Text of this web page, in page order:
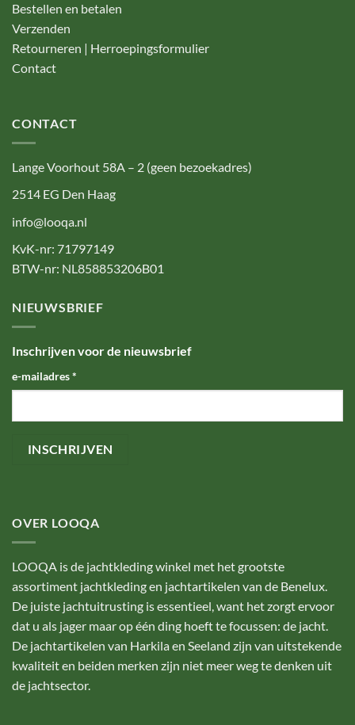
Bestellen en betalen
Verzenden
Retourneren | Herroepingsformulier
Contact
CONTACT
Lange Voorhout 58A – 2 (geen bezoekadres)
2514 EG Den Haag
info@looqa.nl
KvK-nr: 71797149
BTW-nr: NL858853206B01
NIEUWSBRIEF
Inschrijven voor de nieuwsbrief
e-mailadres*
OVER LOOQA
LOOQA is de jachtkleding winkel met het grootste
assortiment jachtkleding en jachtartikelen van de Benelux.
De juiste jachtuitrusting is essentieel, want het zorgt ervoor
dat u als jager maar op één ding hoeft te focussen: de jacht.
De jachtartikelen van Harkila en Seeland zijn van uitstekende
kwaliteit en beiden merken zijn niet meer weg te denken uit
de jachtsector.